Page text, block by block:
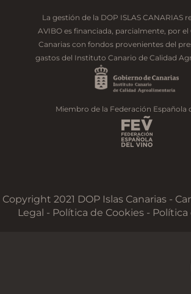
La gestión de la DOP ISLAS CANARIAS
AVIBO es financiada, parcialmente, por el
Canarias con fondos provenientes del
gastos del Instituto Canario de Calidad
Miembro de la Federación Española
Copyright 2021 DOP Islas Canarias -
Legal - Política de Cookies- Política